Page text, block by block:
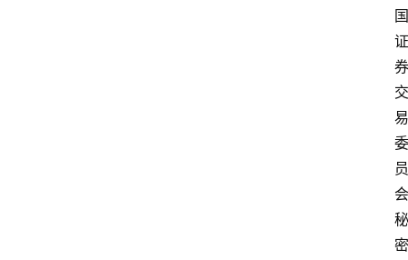
国
证
券
交
易
委
员
会
秘
密